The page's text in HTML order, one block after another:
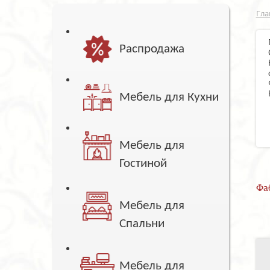
Распродажа
Мебель для Кухни
Мебель для
Гостиной
Мебель для
Спальни
Мебель для